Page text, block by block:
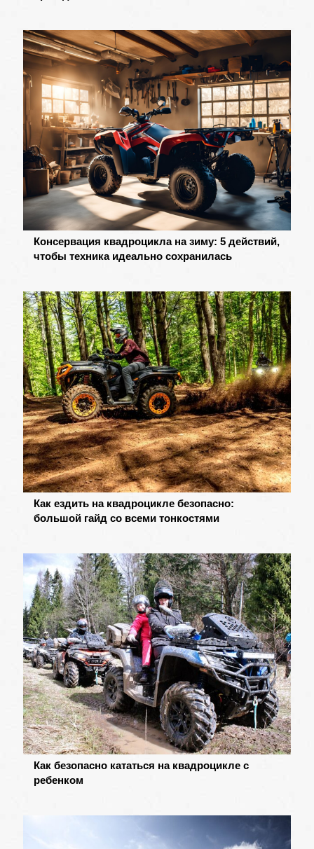
Консервация квадроцикла на зиму: 5 действий,
чтобы техника идеально сохранилась
Как ездить на квадроцикле безопасно:
большой гайд со всеми тонкостями
Как безопасно кататься на квадроцикле с
ребенком